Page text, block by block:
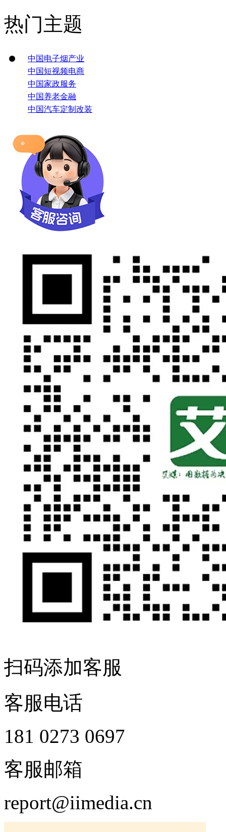
热门主题
中国电子烟产业
中国短视频电商
中国家政服务
中国养老金融
中国汽车定制改装
扫码添加客服
客服电话
181 0273 0697
客服邮箱
report@iimedia.cn